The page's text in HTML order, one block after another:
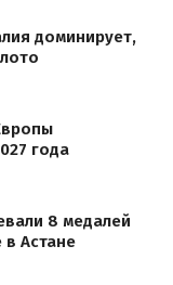
доминирует,
года
8 медалей
Астане